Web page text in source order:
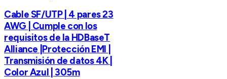
Cable SF/UTP | 4 pares 23
AWG | Cumple con los
requisitos de la HDBaseT
Alliance |Protección EMI |
Transmisión de datos 4K |
Color Azul | 305m